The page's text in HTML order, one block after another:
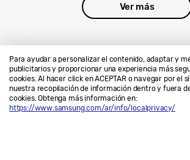
Para ayudar a personalizar el contenido, adaptar y
publicitarios y proporcionar una experiencia más
cookies. Al hacer click en ACEPTAR o navegar por el
nuestra recopilación de información dentro y fuera
cookies. Obtenga más información en:
https://www.samsung.com/ar/info/localprivacy/
Ver más
Contáctanos
SAMSUNG.COM
Privacidad